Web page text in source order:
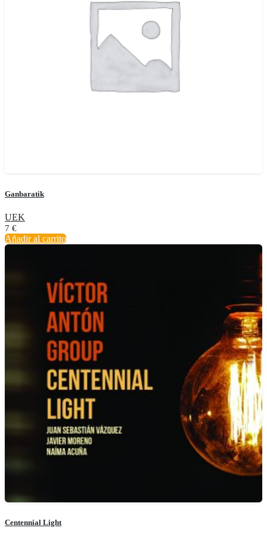
Ganbaratik
UEK
7 €
Añadir al carrito
Centennial Light